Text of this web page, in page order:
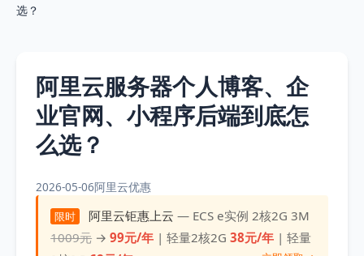
选？
阿里云服务器个人博客、企
业官网、小程序后端到底怎
么选？
2026-05-06阿里云优惠
限时 阿里云钜惠上云 — ECS e实例 2核2G 3M
1009元 →99元/年 | 轻量2核2G38元/年 | 轻量